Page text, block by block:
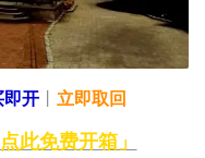
即开 立即取回
点此免费开箱」